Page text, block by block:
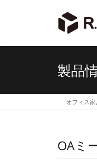
製品
オフィス家
OAミ